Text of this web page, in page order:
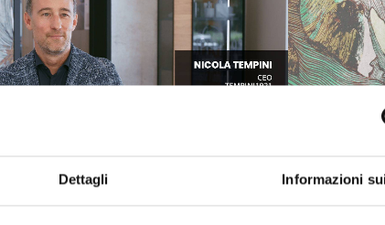
Dettagli Informazioni